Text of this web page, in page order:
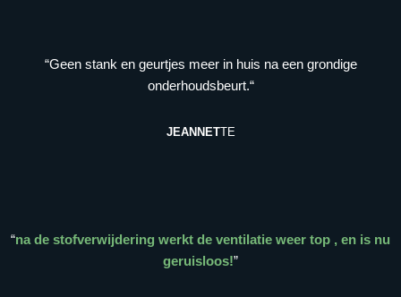
“Geen stank en geurtjes meer in huis na een grondige
onderhoudsbeurt.“
JEANNETTE
“na de stofverwijdering werkt de ventilatie weer top , en is nu
geruisloos!”